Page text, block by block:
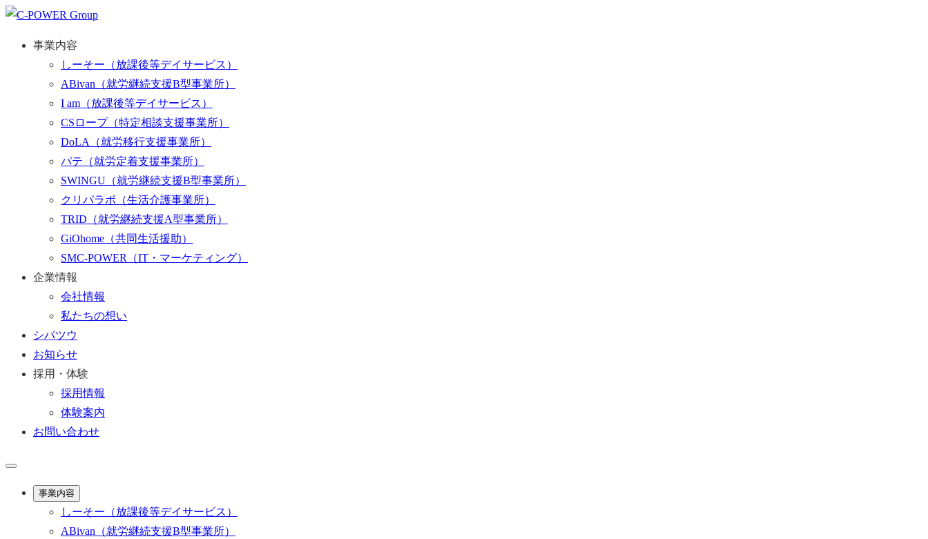
事業内容
しーそー （放課後等デイサービス）
ABivan （就労継続支援B型事業所）
I am （放課後等デイサービス）
CSロープ（特定相談支援事業所）
DoLA
（就労移行支援事業所）
パテ （就労定着支援事業所）
SWINGU （就労継続支援B型事業所）
クリパラボ （生活介護事業所）
TRID （就労継続支援A型事業所）
GiOhome （共同生活援助）
SMC-POWER
（IT・マーケティング）
企業情報
会社情報
私たちの想い
シパツウ
お知らせ
採用・体験
採用情報
体験案内
お問い合わせ
事業内容
しーそー （放課後等デイサービス）
ABivan （就労継続支援B型事業所）